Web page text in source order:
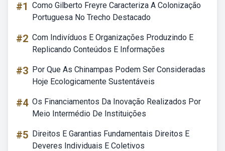
#1 Como Gilberto Freyre Caracteriza A Colonização
Portuguesa No Trecho Destacado
#2 Com Indivíduos E Organizações Produzindo E
Replicando Conteúdos E Informações
#3 Por Que As Chinampas Podem Ser Consideradas
Hoje Ecologicamente Sustentáveis
#4 Os Financiamentos Da Inovação Realizados Por
Meio Intermédio De Instituições
#5 Direitos E Garantias Fundamentais Direitos E
Deveres Individuais E Coletivos